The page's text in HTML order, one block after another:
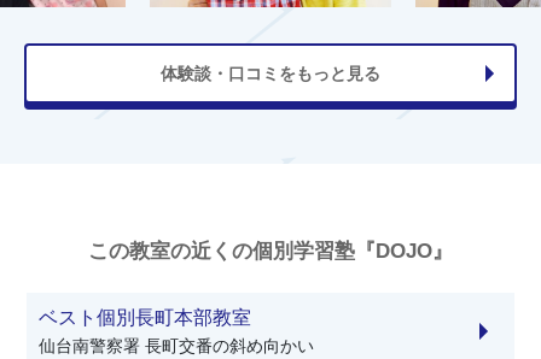
体験談・口コミをもっと見る
この教室の近くの個別学習塾『DOJO』
ベスト個別長町本部教室
仙台南警察署 長町交番の斜め向かい